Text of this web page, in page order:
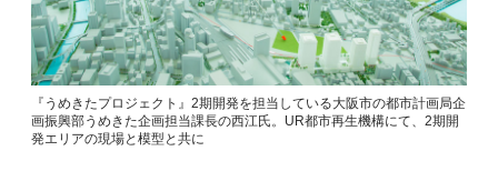
『うめきたプロジェクト』2期開発を担当している大阪市の都市計画局企
画振興部うめきた企画担当課長の西江氏。UR都市再生機構にて、2期開
発エリアの現場と模型と共に